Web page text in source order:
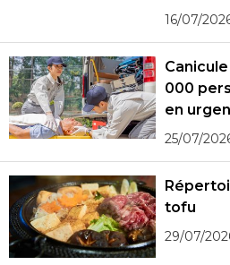
16/07/
000
en
25/07/
tofu
29/07/